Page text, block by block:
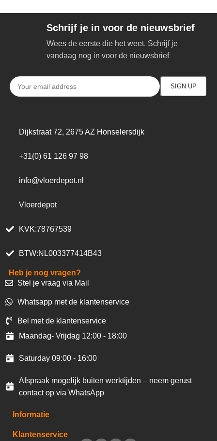
Schrijf je in voor de nieuwsbrief
Wees de eerste die het weet. Schrijf je
vandaag nog in voor de nieuwsbrief
Dijkstraat 72, 2675 AZ Honselersdijk
+31(0) 61 126 97 98
info@vloerdepot.nl
Vloerdepot
KVK:78767539
BTW:NL003377414B43
Heb je nog vragen?
Stel je vraag via Mail
Whatsapp met de klantenservice
Bel met de klantenservice
Maandag- Vrijdag 12:00 - 18:00
Saturday 09:00 - 16:00
Afspraak mogelijk buiten werktijden – neem gerust
contact op via WhatsApp
Informatie
Klantenservice